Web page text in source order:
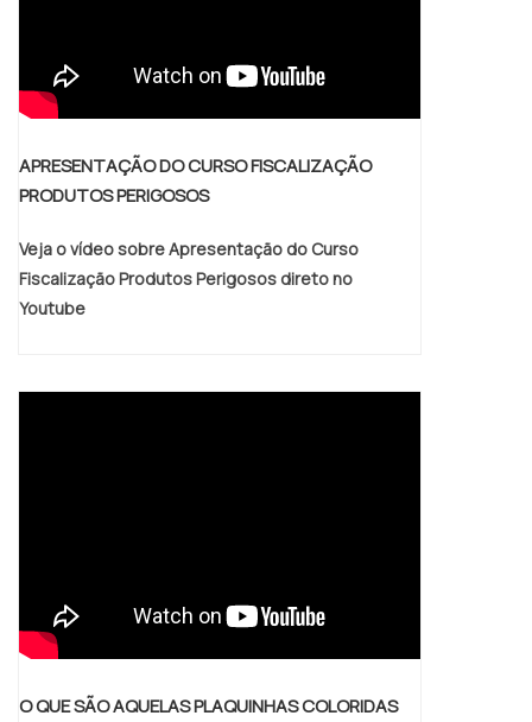
APRESENTAÇÃO DO CURSO FISCALIZAÇÃO
PRODUTOS PERIGOSOS
Veja o vídeo sobre Apresentação do Curso
Fiscalização Produtos Perigosos direto no
Youtube
O QUE SÃO AQUELAS PLAQUINHAS COLORIDAS